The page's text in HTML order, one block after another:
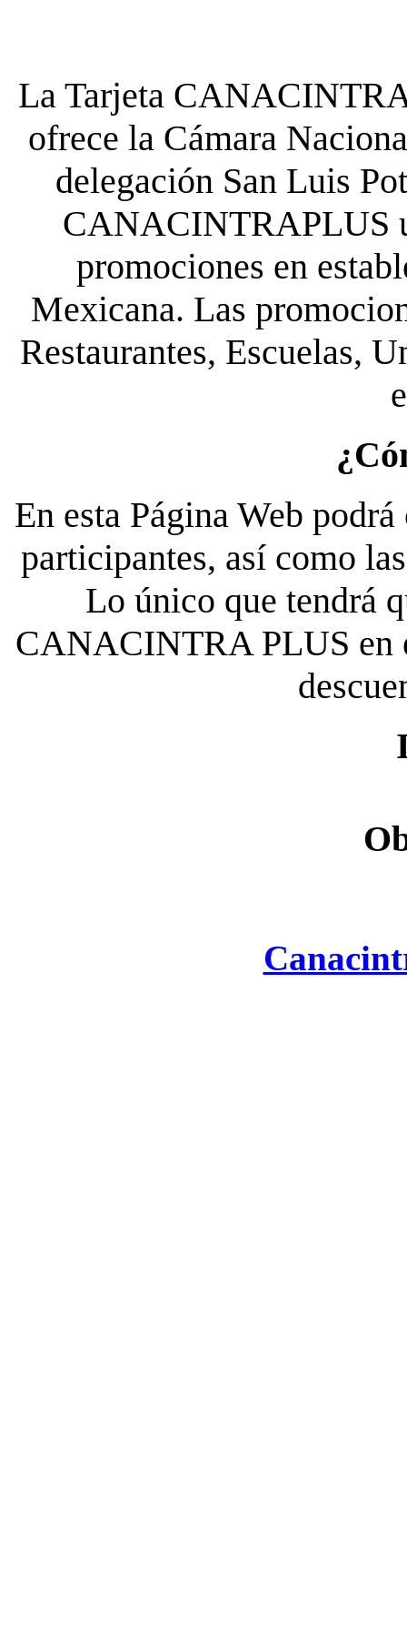
La Tarjeta
ofrece la Cámara
delegación San Luis
CANACINTRAPLUS
promociones en
Mexicana. Las
Restaurantes, Escuelas,
En esta Página Web
participantes, así como
Lo único que tendrá
CANACINTRA PLUS en